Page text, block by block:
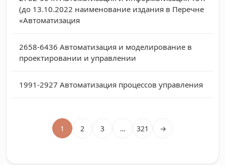
(до 13.10.2022 наименование издания в Перечне
«Автоматизация
2658-6436 Автоматизация и моделирование в
проектировании и управлении
1991-2927 Автоматизация процессов управления
1 2 3 … 321 →